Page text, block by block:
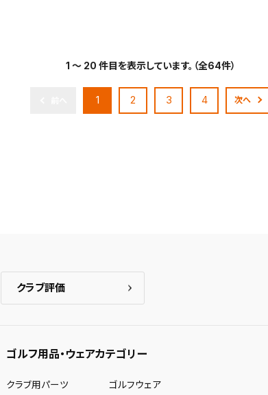
1 ～ 20 件目を表示しています。（全64件）
1 2 3 4 次へ
クラブ評価
ゴルフ用品・ウェアカテゴリー
クラブ用パーツ ゴルフウェア